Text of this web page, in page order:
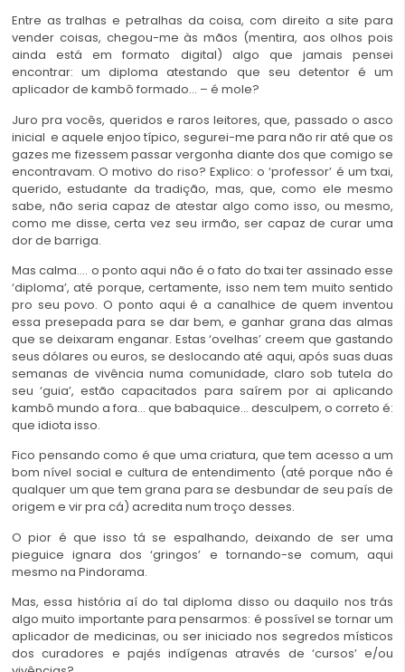
Entre as tralhas e petralhas da coisa, com direito a site para
vender coisas, chegou-me às mãos (mentira, aos olhos pois
ainda está em formato digital) algo que jamais pensei
encontrar: um diploma atestando que seu detentor é um
aplicador de kambô formado… – é mole?
Juro pra vocês, queridos e raros leitores, que, passado o asco
inicial e aquele enjoo típico, segurei-me para não rir até que os
gazes me fizessem passar vergonha diante dos que comigo se
encontravam. O motivo do riso? Explico: o ‘professor’ é um txai,
querido, estudante da tradição, mas, que, como ele mesmo
sabe, não seria capaz de atestar algo como isso, ou mesmo,
como me disse, certa vez seu irmão, ser capaz de curar uma
dor de barriga.
Mas calma…. o ponto aqui não é o fato do txai ter assinado esse
‘diploma’, até porque, certamente, isso nem tem muito sentido
pro seu povo. O ponto aqui é a canalhice de quem inventou
essa presepada para se dar bem, e ganhar grana das almas
que se deixaram enganar. Estas ‘ovelhas’ creem que gastando
seus dólares ou euros, se deslocando até aqui, após suas duas
semanas de vivência numa comunidade, claro sob tutela do
seu ‘guia’, estão capacitados para saírem por ai aplicando
kambô mundo a fora… que babaquice… desculpem, o correto é:
que idiota isso.
Fico pensando como é que uma criatura, que tem acesso a um
bom nível social e cultura de entendimento (até porque não é
qualquer um que tem grana para se desbundar de seu país de
origem e vir pra cá) acredita num troço desses.
O pior é que isso tá se espalhando, deixando de ser uma
pieguice ignara dos ‘gringos’ e tornando-se comum, aqui
mesmo na Pindorama.
Mas, essa história aí do tal diploma disso ou daquilo nos trás
algo muito importante para pensarmos: é possível se tornar um
aplicador de medicinas, ou ser iniciado nos segredos místicos
dos curadores e pajés indígenas através de ‘cursos’ e/ou